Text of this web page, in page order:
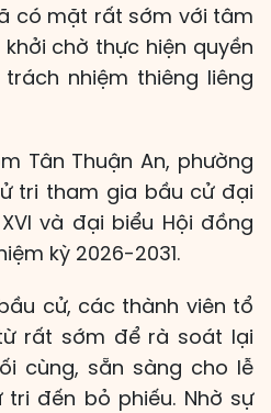
có mặt rất sớm với tâm
chờ thực hiện quyền
nhiệm thiêng liêng
Tân Thuận An, phường
tri tham gia bầu cử đại
và đại biểu Hội đồng
kỳ 2026-2031.
cử, các thành viên tổ
rất sớm để rà soát lại
cùng, sẵn sàng cho lễ
đến bỏ phiếu. Nhờ sự